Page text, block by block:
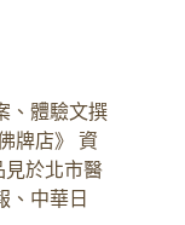
、體驗文撰
牌店》 資
見於北市醫
、中華日